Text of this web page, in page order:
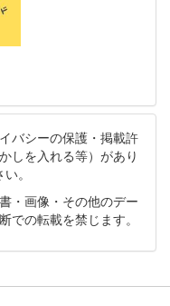
バシーの保護・掲載許
しを入れる等）があり
。
・画像・その他のデー
での転載を禁じます。